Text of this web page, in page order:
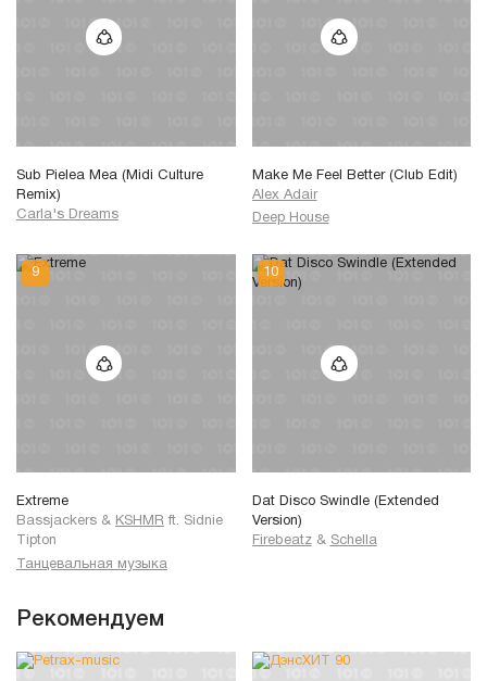
Sub Pielea Mea (Midi Culture
Remix)
Carla's Dreams
Make Me Feel Better (Club Edit)
Alex Adair
Deep House
Extreme
Bassjackers & KSHMR ft. Sidnie
Tipton
Танцевальная музыка
Dat Disco Swindle (Extended
Version)
Firebeatz & Schella
Рекомендуем